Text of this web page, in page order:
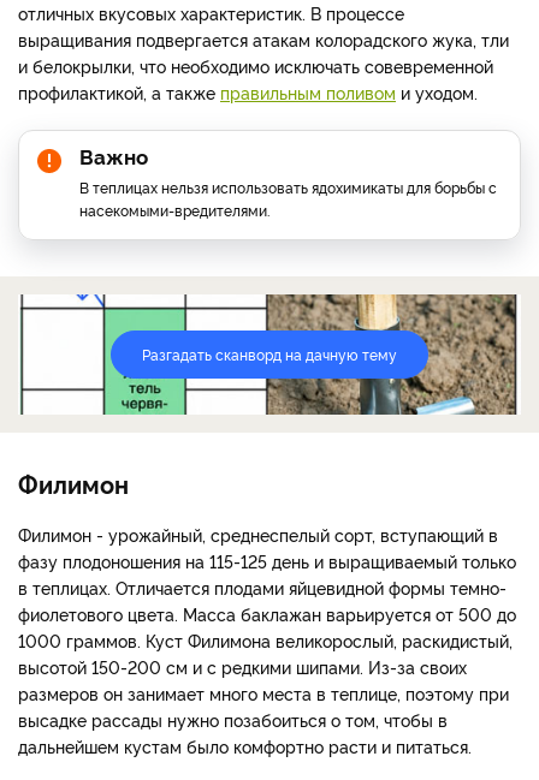
отличных вкусовых характеристик. В процессе
выращивания подвергается атакам колорадского жука, тли
и белокрылки, что необходимо исключать совевременной
профилактикой, а также правильным поливом и уходом.
Важно
В теплицах нельзя использовать ядохимикаты для борьбы с
насекомыми-вредителями.
Разгадать сканворд на дачную тему
Филимон
Филимон - урожайный, среднеспелый сорт, вступающий в
фазу плодоношения на 115-125 день и выращиваемый только
в теплицах. Отличается плодами яйцевидной формы темно-
фиолетового цвета. Масса баклажан варьируется от 500 до
1000 граммов. Куст Филимона великорослый, раскидистый,
высотой 150-200 см и с редкими шипами. Из-за своих
размеров он занимает много места в теплице, поэтому при
высадке рассады нужно позабоиться о том, чтобы в
дальнейшем кустам было комфортно расти и питаться.